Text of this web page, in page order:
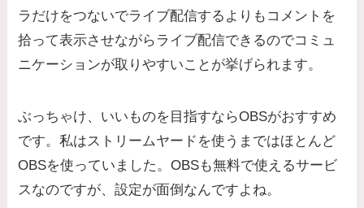
ラだけをつないでライブ配信するよりもコメントを
拾って表示させながらライブ配信できるのでコミュ
ニケーションが取りやすいことが挙げられます。
ぶっちゃけ、いいものを目指すならOBSがおすすめ
です。私はストリームヤードを使うまではほとんど
OBSを使っていました。OBSも無料で使えるサービ
スなのですが、設定が面倒なんですよね。